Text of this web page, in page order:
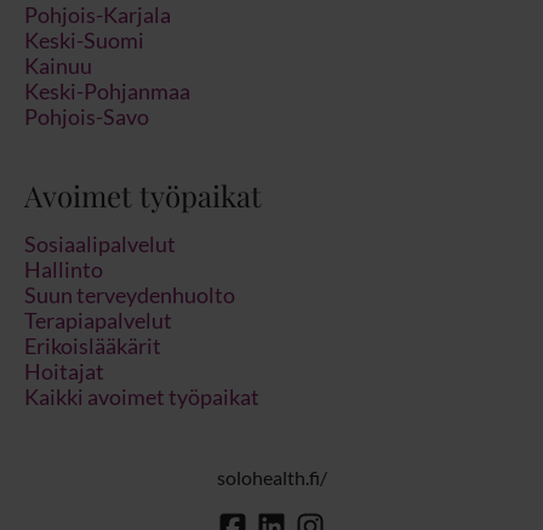
Pohjois-Karjala
Keski-Suomi
Kainuu
Keski-Pohjanmaa
Pohjois-Savo
Avoimet työpaikat
Sosiaalipalvelut
Hallinto
Suun terveydenhuolto
Terapiapalvelut
Erikoislääkärit
Hoitajat
Kaikki avoimet työpaikat
solohealth.fi/